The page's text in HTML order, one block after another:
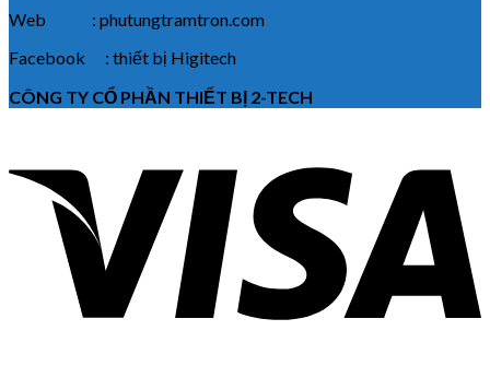
Web : phutungtramtron.com
Facebook : thiết bị Higitech
CÔNG TY CỔ PHẦN THIẾT BỊ 2-TECH